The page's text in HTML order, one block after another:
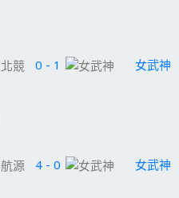
0 - 1 女武神
4 - 0 女武神